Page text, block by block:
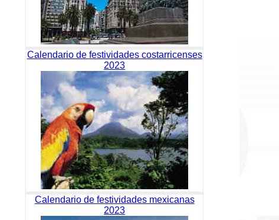
Calendario de festividades costarricenses
2023
Calendario de festividades mexicanas
2023